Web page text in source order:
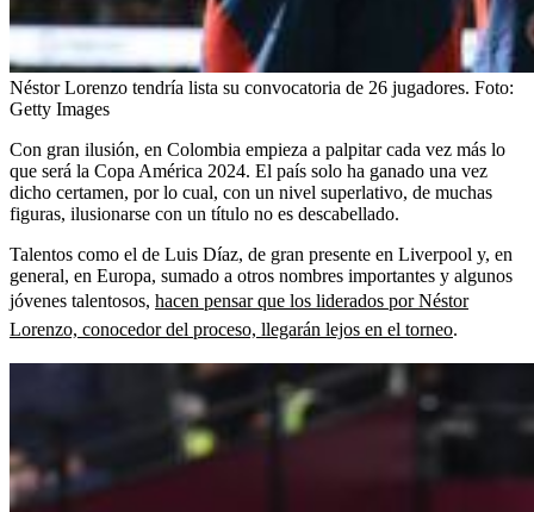
Néstor Lorenzo tendría lista su convocatoria de 26 jugadores. Foto:
Getty Images
Con gran ilusión, en Colombia empieza a palpitar cada vez más lo
que será la Copa América 2024. El país solo ha ganado una vez
dicho certamen, por lo cual, con un nivel superlativo, de muchas
figuras, ilusionarse con un título no es descabellado.
Talentos como el de Luis Díaz, de gran presente en Liverpool y, en
general, en Europa, sumado a otros nombres importantes y algunos
jóvenes talentosos, hacen pensar que los liderados por Néstor
Lorenzo, conocedor del proceso, llegarán lejos en el torneo.